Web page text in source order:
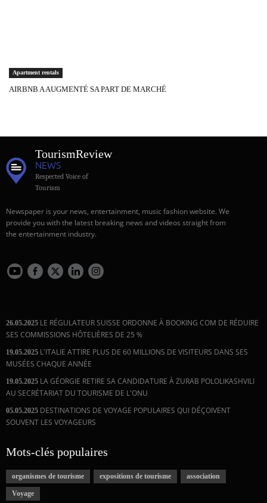
Apartment rentals
AIRBNB A AUGMENTÉ SA PART DE MARCHÉ
TourismReview
NEWS
Respected Voice of
Tourism
Newspaper is your news, entertainment, music fashion website. We
provide you with the latest breaking news and videos straight from
the entertainment industry.
26.05.2025 LE RÉGULATEUR SUISSE ORDONNE À BOOKING COM DE RÉDUIRE
SES COMMISSIONS HÔTELIÈRES DE 25 %
19.05.2025 L'ITALIE ATTIRE PLUS DE 60 MILLIONS DE VISITEURS DANS SES
MUSÉES CHAQUE ANNÉE
19.05.2025 LA GÉORGIE RETIRE SA CANDIDATURE À ZURAB POLOLIKASHVILI
AU SECRÉTARIAT DU TOURISME DE L'ONU
05.05.2025 DESTINATIONS DE VOYAGE POPULAIRES QUI DÉÇOIVENT
SOUVENT LES VOYAGEURS
Mots-clés populaires
organismes de tourisme expositions de tourisme association
Voyage